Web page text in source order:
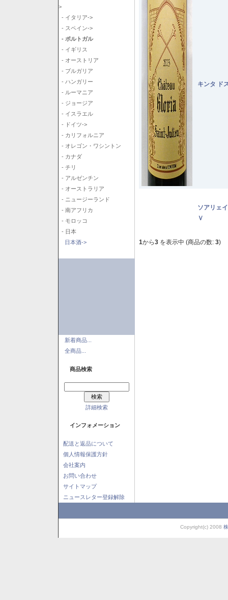
>
- イタリア->
- スペイン->
- ポルトガル
- イギリス
- オーストリア
- ブルガリア
- ハンガリー
- ルーマニア
- ジョージア
- イスラエル
- ドイツ->
- カリフォルニア
- オレゴン・ワシントン
- カナダ
- チリ
- アルゼンチン
- オーストラリア
- ニュージーランド
- 南アフリカ
- モロッコ
- 日本
日本酒->
新着商品...
全商品...
商品検索
詳細検索
インフォメーション
配送と返品について
個人情報保護方針
会社案内
お問い合わせ
サイトマップ
ニュースレター登録解除
キンタ ド
ソアリェ
Ｖ
1から3 を表示中 (商品の数: 3)
Copyright(c) 2008